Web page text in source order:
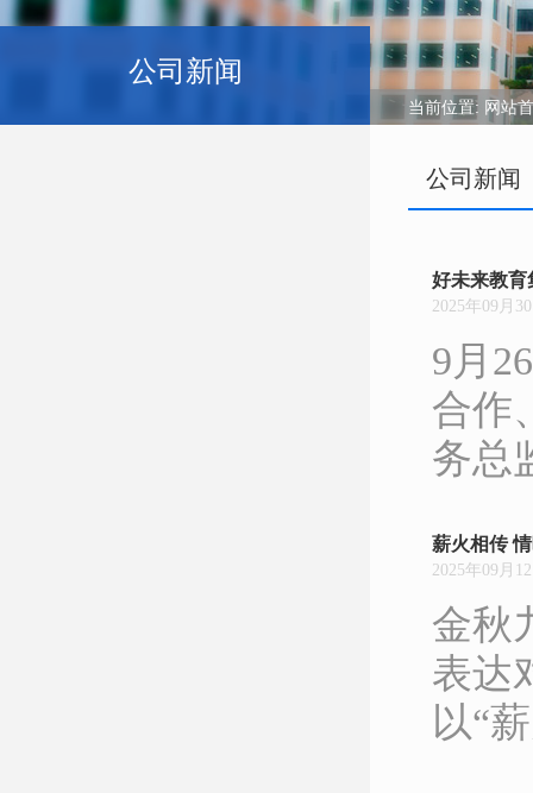
公司新闻
当前位置: 网站
公司新闻
好未来教育
2025年09月
9月
合作
务总
薪火相传
2025年09月
金秋
表达
以“